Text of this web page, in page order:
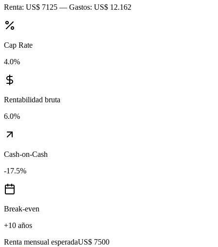
Renta: US$ 7125 — Gastos: US$ 12.162
Cap Rate
4.0%
Rentabilidad bruta
6.0%
Cash-on-Cash
-17.5%
Break-even
+10 años
Renta mensual esperadaUS$ 7500